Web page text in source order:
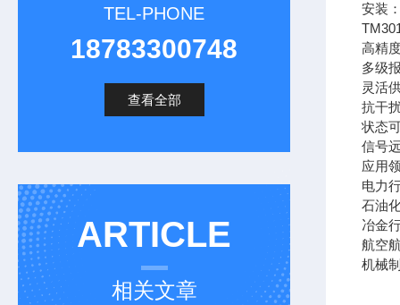
TEL-PHONE
18783300748
查看全部
ARTICLE
相关文章
安装
高精
多级
灵活
抗干
状态
信号
应用
电力
石油
冶金
航空
机械